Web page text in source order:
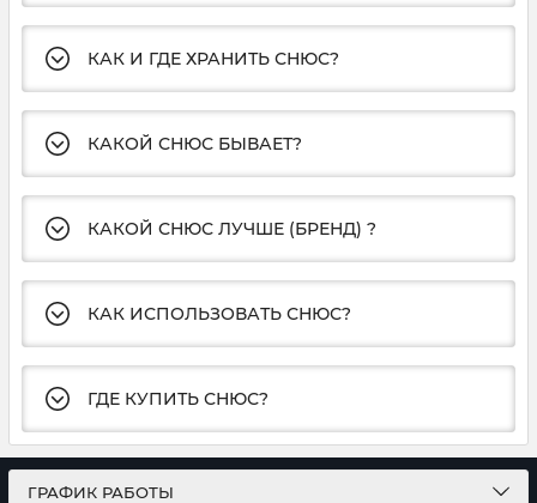
КАК И ГДЕ ХРАНИТЬ СНЮС?
КАКОЙ СНЮС БЫВАЕТ?
КАКОЙ СНЮС ЛУЧШЕ (БРЕНД) ?
КАК ИСПОЛЬЗОВАТЬ СНЮС?
ГДЕ КУПИТЬ СНЮС?
ГРАФИК РАБОТЫ